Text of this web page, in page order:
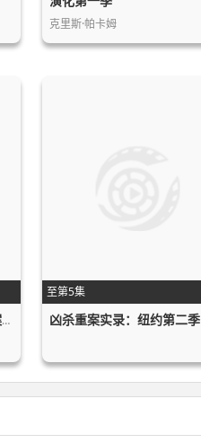
克里斯·帕卡姆
特别主控官：墨西哥女性命案守护者
至第5集
凶杀重案实录：纽约第二季